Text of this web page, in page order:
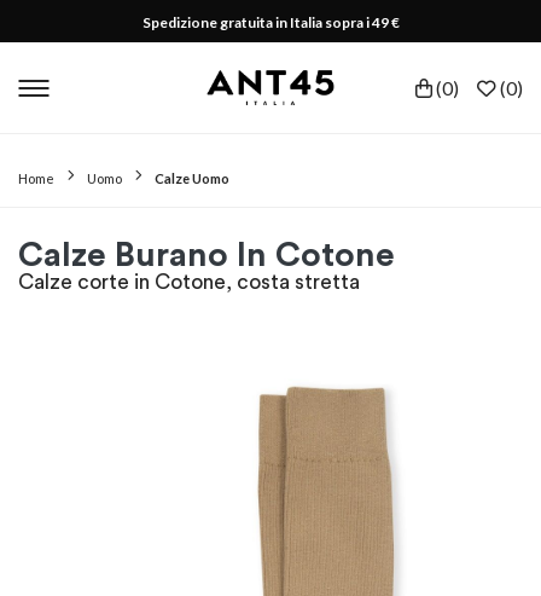
Spedizione gratuita in Italia sopra i 49 €
(0) (0)
Home Uomo Calze Uomo
Calze Burano In Cotone
Calze corte in Cotone, costa stretta